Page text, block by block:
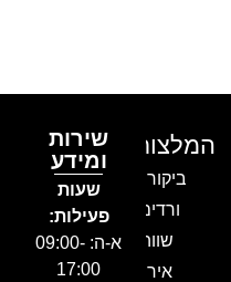
המלצות
ביקור בגן
ורדים –
שווה!!
אירוע
שירות
ומידע
שעות
פעילות:
א-ה: 09:00-
17:00